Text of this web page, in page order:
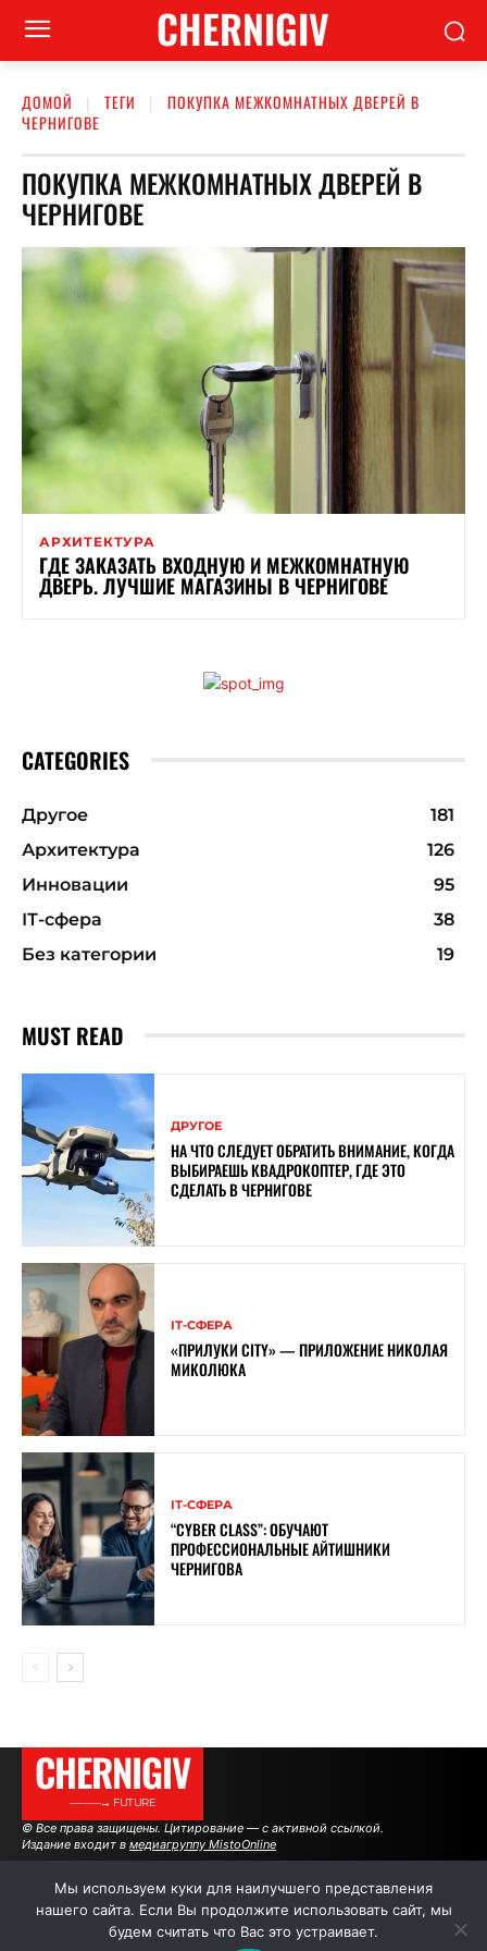
CHERNIGIV
ДОМОЙ ТЕГИ
ПОКУПКА МЕЖКОМНАТНЫХ ДВЕРЕЙ В
ЧЕРНИГОВЕ
ПОКУПКА МЕЖКОМНАТНЫХ ДВЕРЕЙ В
ЧЕРНИГОВЕ
АРХИТЕКТУРА
ГДЕ ЗАКАЗАТЬ ВХОДНУЮ И МЕЖКОМНАТНУЮ
ДВЕРЬ. ЛУЧШИЕ МАГАЗИНЫ В ЧЕРНИГОВЕ
CATEGORIES
Другое
181
Архитектура
126
Инновации
95
ІТ-сфера
38
Без категории
19
MUST READ
ДРУГОЕ
НА ЧТО СЛЕДУЕТ ОБРАТИТЬ ВНИМАНИЕ, КОГДА
ВЫБИРАЕШЬ КВАДРОКОПТЕР, ГДЕ ЭТО
СДЕЛАТЬ В ЧЕРНИГОВЕ
ІТ-СФЕРА
«ПРИЛУКИ CITY» — ПРИЛОЖЕНИЕ НИКОЛАЯ
МИКОЛЮКА
ІТ-СФЕРА
“CYBER ​​CLASS”: ОБУЧАЮТ
ПРОФЕССИОНАЛЬНЫЕ АЙТИШНИКИ
ЧЕРНИГОВА
CHERNIGIV
———→ FUTURE
© Все права защищены. Цитирование — с активной ссылкой.
Издание входит в медиагруппу MistoOnline
АВТОРЫ РЕКЛАМА НА САЙТЕ
Мы используем куки для наилучшего представления
нашего сайта. Если Вы продолжите использовать сайт, мы
будем считать что Вас это устраивает.